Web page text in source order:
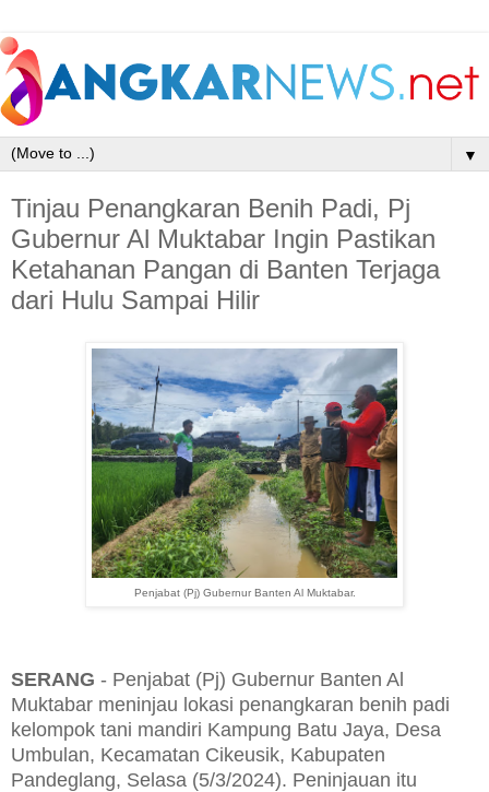
▼
Tinjau Penangkaran Benih Padi, Pj
Gubernur Al Muktabar Ingin Pastikan
Ketahanan Pangan di Banten Terjaga
dari Hulu Sampai Hilir
Penjabat (Pj) Gubernur Banten Al Muktabar.
SERANG - Penjabat (Pj) Gubernur Banten Al
Muktabar meninjau lokasi penangkaran benih padi
kelompok tani mandiri Kampung Batu Jaya, Desa
Umbulan, Kecamatan Cikeusik, Kabupaten
Pandeglang, Selasa (5/3/2024). Peninjauan itu